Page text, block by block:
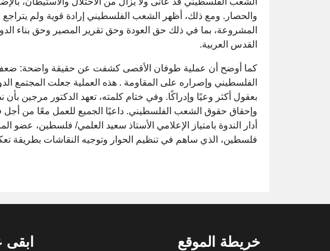
والحصار. ومع ذلك، أظهر الشعب الفلسطيني إرادة قوية ولم
المشروعة، بما في ذلك حق العودة وحق تقرير المصير وحق بناء
القدس العربية.
كما أوضح أن عملية طوفان الأقصى كشفت عن حقيقة واضحة: ضعف
الفلسطيني وإصراره على المقاومة . هذه العملية جعلت المجتمع
بعقول أكثر وعيًا وإدراكًا. وفي ختام كلمته، تعهد الدكتور مرجين
وإحقاق حقوق الشعب الفلسطيني. داعيًا الجميع للعمل معًا من
أدار الندوة بامتياز الإعلامي الأستاذ سعيد العلمي/ فلسطين، عضو
فلسطين، الذي ساهم في تنظيم الحوار وتوجيه النقاشات بطريقة
خريطة الموقع